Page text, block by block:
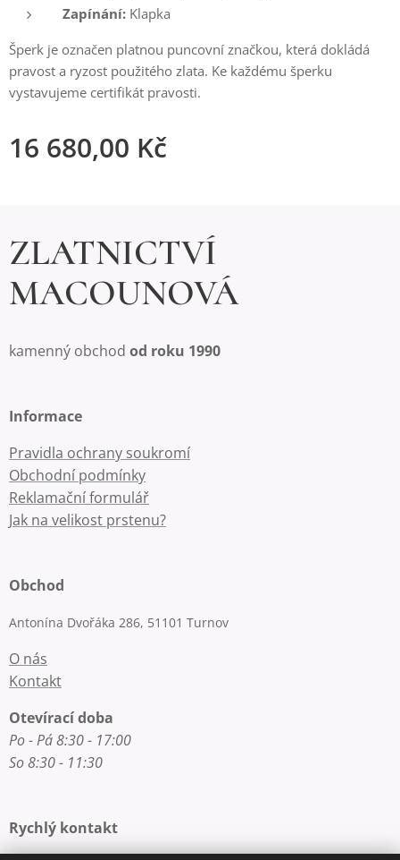
Zapínání: Klapka
Šperk je označen platnou puncovní značkou, která dokládá
pravost a ryzost použitého zlata. Ke každému šperku
vystavujeme certifikát pravosti.
16 680,00 Kč
ZLATNICTVÍ
MACOUNOVÁ
kamenný obchod od roku 1990
Informace
Pravidla ochrany soukromí
Obchodní podmínky
Reklamační formulář
Jak na velikost prstenu?
Obchod
Antonína Dvořáka 286, 51101 Turnov
O nás
Kontakt
Otevírací doba
Po - Pá 8:30 - 17:00
So 8:30 - 11:30
Rychlý kontakt